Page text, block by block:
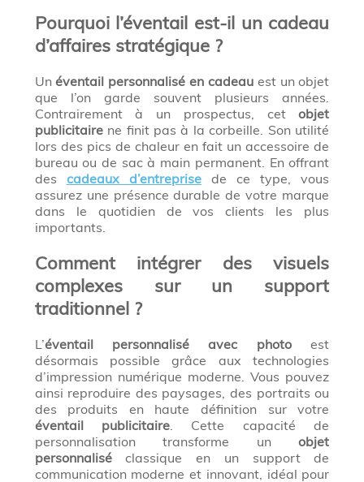
Pourquoi l’éventail est-il un cadeau
d’affaires stratégique ?
Unéventail personnalisé en cadeauest un objet
que l’on garde souvent plusieurs années.
Contrairement à un prospectus, cetobjet
publicitairene finit pas à la corbeille. Son utilité
lors des pics de chaleur en fait un accessoire de
bureau ou de sac à main permanent. En offrant
des cadeaux d’entreprisede ce type, vous
assurez une présence durable de votre marque
dans le quotidien de vos clients les plus
importants.
Comment intégrer des visuels
complexes sur un support
traditionnel ?
L’éventail personnalisé avec photoest
désormais possible grâce aux technologies
d’impression numérique moderne. Vous pouvez
ainsi reproduire des paysages, des portraits ou
des produits en haute définition sur votre
éventail publicitaire. Cette capacité de
personnalisation transforme unobjet
personnaliséclassique en un support de
communication moderne et innovant, idéal pour